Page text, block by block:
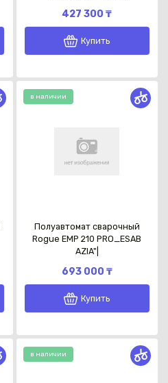
427 300 ₸
Купить
в наличии
Полуавтомат сварочный
Rogue EMP 210 PRO_ESAB
AZIA"|
693 000 ₸
Купить
в наличии